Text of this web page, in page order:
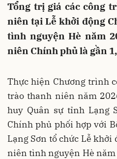
Tổng trị giá các công
niên tại Lễ khởi động
tình nguyện Hè năm
niên Chính phủ là gần
Thực hiện Chương trình
trào thanh niên năm
huy Quân sự tỉnh Lạng
Chính phủ phối hợp với
Lạng Sơn tổ chức Lễ
niên tình nguyện Hè